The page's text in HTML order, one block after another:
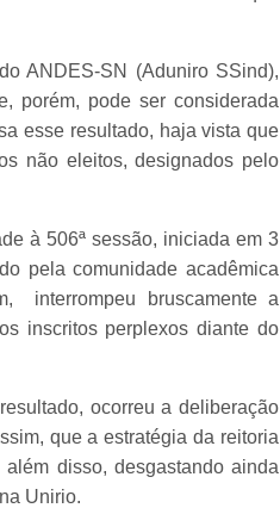
ANDES-SN (Aduniro SSind),
porém, pode ser considerada
esse resultado, haja vista que
não eleitos, designados pelo
à 506ª sessão, iniciada em 3
pela comunidade acadêmica
interrompeu bruscamente a
inscritos perplexos diante do
ocorreu a deliberação
que a estratégia da reitoria
disso, desgastando ainda
Unirio.